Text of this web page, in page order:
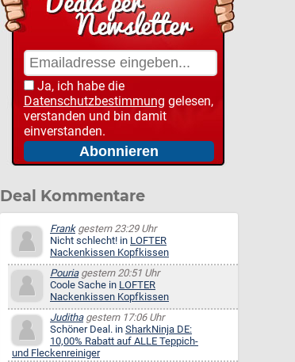
Ja, ich habe die
Datenschutzbestimmung gelesen,
verstanden und bin damit
einverstanden.
Deal Kommentare
Frankgestern 23:29 Uhr
Nicht schlecht! in LOFTER
Nackenkissen Kopfkissen
Pouriagestern 20:51 Uhr
Coole Sache in LOFTER
Nackenkissen Kopfkissen
Judithagestern 17:06 Uhr
Schöner Deal. in SharkNinja DE:
10,00% Rabatt auf ALLE Teppich-
und Fleckenreiniger